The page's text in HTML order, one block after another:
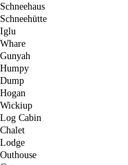
Schneehaus
Schneehütte
Iglu
Whare
Gunyah
Humpy
Dump
Hogan
Wickiup
Log Cabin
Chalet
Lodge
Outhouse